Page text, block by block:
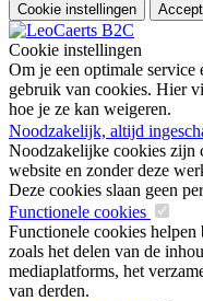
Cookie instellingen
Cookie instellingen
Om je een optimale
gebruik van cookies. Hier
hoe je ze kan weigeren.
Noodzakelijk, altijd
Noodzakelijke cookies zijn
website en zonder deze
Deze cookies slaan geen
Functionele cookies
Functionele cookies
zoals het delen van de
mediaplatforms, het
van derden.